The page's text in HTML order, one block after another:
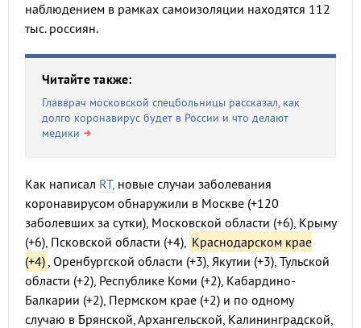
наблюдением в рамках самоизоляции находятся 112
тыс. россиян.
Читайте также:
Главврач московской спецбольницы рассказал, как
долго коронавирус будет в России и что делают
медики
Как написал RT, новые случаи заболевания
коронавирусом обнаружили в Москве (+120
заболевших за сутки), Московской области (+6), Крыму
(+6), Псковской области (+4), Краснодарском крае
(+4) , Оренбургской области (+3), Якутии (+3), Тульской
области (+2), Республике Коми (+2), Кабардино-
Балкарии (+2), Пермском крае (+2) и по одному
случаю в Брянской, Архангельской, Калининградской,